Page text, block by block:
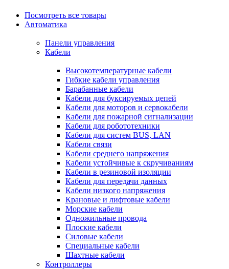
Посмотреть все товары
Автоматика
Панели управления
Кабели
Высокотемпературные кабели
Гибкие кабели управления
Барабанные кабели
Кабели для буксируемых цепей
Кабели для моторов и сервокабели
Кабели для пожарной сигнализации
Кабели для робототехники
Кабели для систем BUS, LAN
Кабели связи
Кабели среднего напряжения
Кабели устойчивые к скручиваниям
Кабели в резиновой изоляции
Кабели для передачи данных
Кабели низкого напряжения
Крановые и лифтовые кабели
Морские кабели
Одножильные провода
Плоские кабели
Силовые кабели
Специальные кабели
Шахтные кабели
Контроллеры